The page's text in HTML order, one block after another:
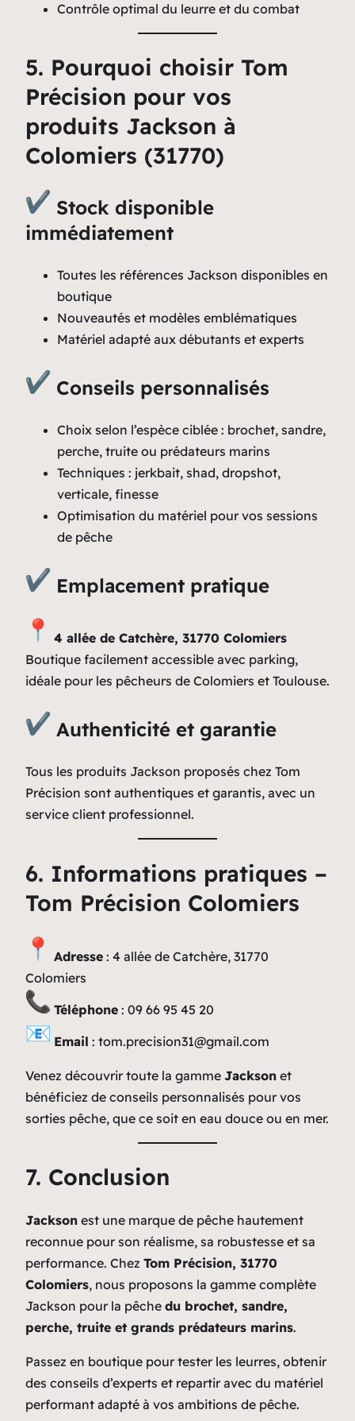
Contrôle optimal du leurre et du combat
5. Pourquoi choisir Tom
Précision pour vos
produits Jackson à
Colomiers (31770)
Stock disponible
immédiatement
Toutes les références Jackson disponibles en
boutique
Nouveautés et modèles emblématiques
Matériel adapté aux débutants et experts
Conseils personnalisés
Choix selon l’espèce ciblée : brochet, sandre,
perche, truite ou prédateurs marins
Techniques : jerkbait, shad, dropshot,
verticale, finesse
Optimisation du matériel pour vos sessions
de pêche
Emplacement pratique
4 allée de Catchère, 31770 Colomiers
Boutique facilement accessible avec parking,
idéale pour les pêcheurs de Colomiers et Toulouse.
Authenticité et garantie
Tous les produits Jackson proposés chez Tom
Précision sont authentiques et garantis, avec un
service client professionnel.
6. Informations pratiques –
Tom Précision Colomiers
Adresse : 4 allée de Catchère, 31770
Colomiers
Téléphone : 09 66 95 45 20
Email : tom.precision31@gmail.com
Venez découvrir toute la gamme Jackson et
bénéficiez de conseils personnalisés pour vos
sorties pêche, que ce soit en eau douce ou en mer.
7. Conclusion
Jackson est une marque de pêche hautement
reconnue pour son réalisme, sa robustesse et sa
performance. Chez Tom Précision, 31770
Colomiers, nous proposons la gamme complète
Jackson pour la pêche du brochet, sandre,
perche, truite et grands prédateurs marins.
Passez en boutique pour tester les leurres, obtenir
des conseils d’experts et repartir avec du matériel
performant adapté à vos ambitions de pêche.